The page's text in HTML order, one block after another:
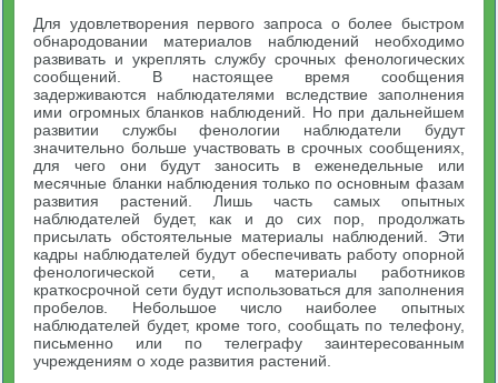
Для удовлетворения первого запроса о более быстром
обнародовании материалов наблюдений необходимо
развивать и укреплять службу срочных фенологических
сообщений. В настоящее время сообщения
задерживаются наблюдателями вследствие заполнения
ими огромных бланков наблюдений. Но при дальнейшем
развитии службы фенологии наблюдатели будут
значительно больше участвовать в срочных сообщениях,
для чего они будут заносить в еженедельные или
месячные бланки наблюдения только по основным фазам
развития растений. Лишь часть самых опытных
наблюдателей будет, как и до сих пор, продолжать
присылать обстоятельные материалы наблюдений. Эти
кадры наблюдателей будут обеспечивать работу опорной
фенологической сети, а материалы работников
краткосрочной сети будут использоваться для заполнения
пробелов. Небольшое число наиболее опытных
наблюдателей будет, кроме того, сообщать по телефону,
письменно или по телеграфу заинтересованным
учреждениям о ходе развития растений.